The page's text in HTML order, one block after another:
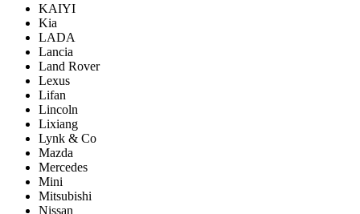
KAIYI
Kia
LADA
Lancia
Land Rover
Lexus
Lifan
Lincoln
Lixiang
Lynk & Co
Mazda
Mercedes
Mini
Mitsubishi
Nissan